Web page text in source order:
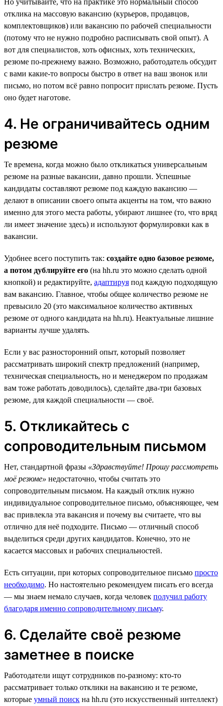
отклика на массовую вакансию (курьеров, продавцов,
комплектовщиков) или вакансию по рабочей специальности
(потому что не нужно подробно расписывать свой опыт). А
вот для специалистов, хоть офисных, хоть технических,
резюме по-прежнему важно. Возможно, работодатель обсудит
с вами какие-то вопросы быстро в ответ на ваш звонок или
письмо, но потом всё равно попросит прислать резюме. Пусть
оно будет наготове.
4. Не ограничивайтесь одним
резюме
Те времена, когда можно было откликаться универсальным
резюме на разные вакансии, давно прошли. Успешные
кандидаты составляют резюме под каждую вакансию —
делают в описании своего опыта акценты на том, что важно
именно для этого места работы, убирают лишнее (то, что вряд
ли имеет значение здесь) и используют формулировки как в
вакансии.
Удобнее всего поступить так: создайте одно базовое резюме,
а потом дублируйте его (на hh.ru это можно сделать одной
кнопкой) и редактируйте, адаптируя под каждую подходящую
вам вакансию. Главное, чтобы общее количество резюме не
превысило 20 (это максимальное количество активных
резюме от одного кандидата на hh.ru). Неактуальные лишние
варианты лучше удалять.
Если у вас разносторонний опыт, который позволяет
рассматривать широкий спектр предложений (например,
техническая специальность, но и менеджером по продажам
вам тоже работать доводилось), сделайте два-три базовых
резюме, для каждой специальности — своё.
5. Откликайтесь с
сопроводительным письмом
Нет, стандартной фразы «Здравствуйте! Прошу рассмотреть
моё резюме» недостаточно, чтобы считать это
сопроводительным письмом. На каждый отклик нужно
индивидуальное сопроводительное письмо, объясняющее, чем
вас привлекла эта вакансия и почему вы считаете, что вы
отлично для неё подходите. Письмо — отличный способ
выделиться среди других кандидатов. Конечно, это не
касается массовых и рабочих специальностей.
Есть ситуации, при которых сопроводительное письмо просто
необходимо. Но настоятельно рекомендуем писать его всегда
— мы знаем немало случаев, когда человек получил работу
благодаря именно сопроводительному письму.
6. Сделайте своё резюме
заметнее в поиске
Работодатели ищут сотрудников по-разному: кто-то
рассматривает только отклики на вакансию и те резюме,
которые умный поиск на hh.ru (это искусственный интеллект)